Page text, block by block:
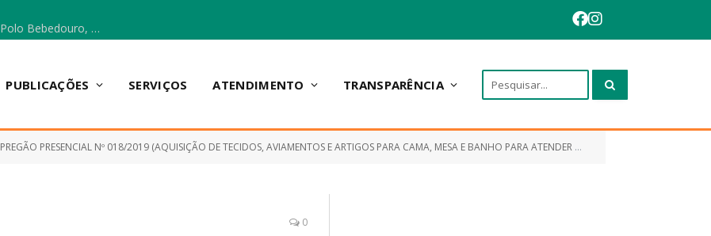
Escola Municipal Vicentina Vieira dos Santos, no Polo Bebedouro, recebeu materiais para a implantação do Cantinho da Leitura e da Sala Multidisciplinar.
PUBLICAÇÕES SERVIÇOS ATENDIMENTO TRANSPARÊNCIA
PREGÃO PRESENCIAL Nº 018/2019 (AQUISIÇÃO DE TECIDOS, AVIAMENTOS E ARTIGOS PARA CAMA, MESA E BANHO PARA ATENDER A DEMANDA DAS SECRETARIAS MUNICIPAIS DE ANAPURUS)
0